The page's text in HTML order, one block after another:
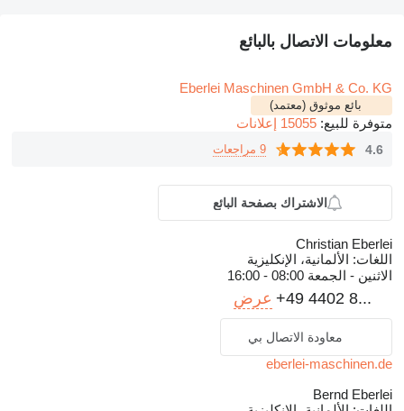
معلومات الاتصال بالبائع
Eberlei Maschinen GmbH & Co. KG
بائع موثوق (معتمد)
متوفرة للبيع: 15055 إعلانات
4.6 9 مراجعات
الاشتراك بصفحة البائع
Christian Eberlei
اللغات: الألمانية، الإنكليزية
الاثنين - الجمعة 08:00 - 16:00
+49 4402 8... عرض
معاودة الاتصال بي
eberlei-maschinen.de
Bernd Eberlei